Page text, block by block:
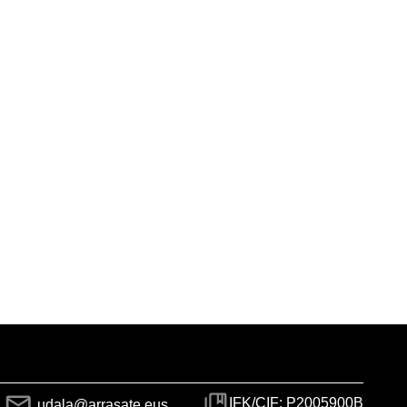
IFK/CIF: P2005900B